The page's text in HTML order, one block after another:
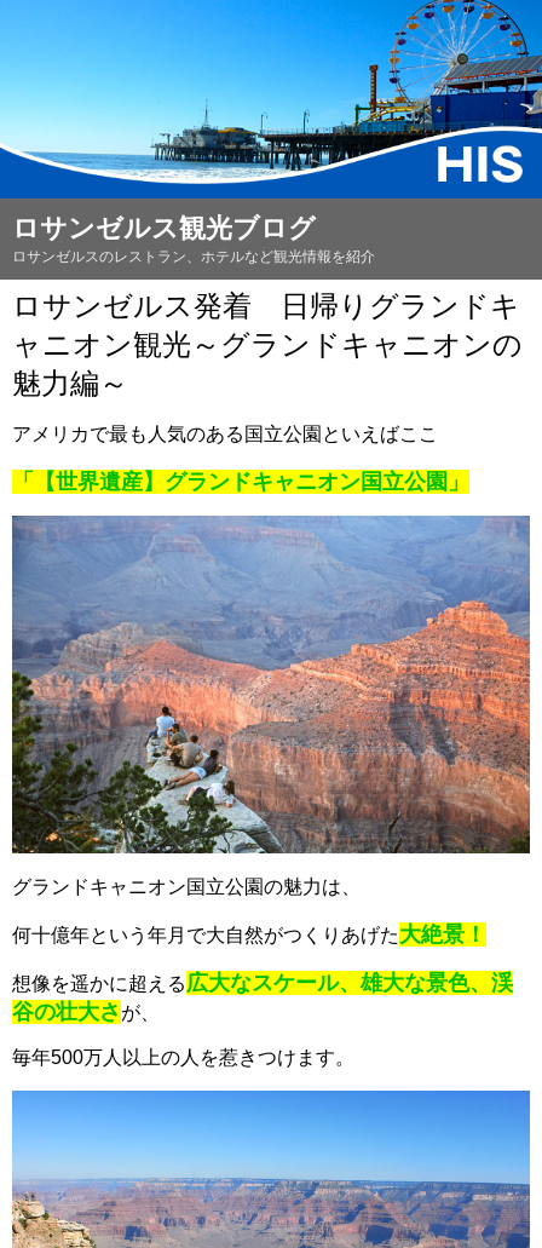
ロサンゼルス観光ブログ
ロサンゼルスのレストラン、ホテルなど観光情報を紹介
ロサンゼルス発着 日帰りグランドキ
ャニオン観光～グランドキャニオンの
魅力編～
アメリカで最も人気のある国立公園といえばここ
「【世界遺産】グランドキャニオン国立公園」
グランドキャニオン国立公園の魅力は、
何十億年という年月で大自然がつくりあげた大絶景！
想像を遥かに超える広大なスケール、雄大な景色、渓
谷の壮大さ が、
毎年500万人以上の人を惹きつけます。